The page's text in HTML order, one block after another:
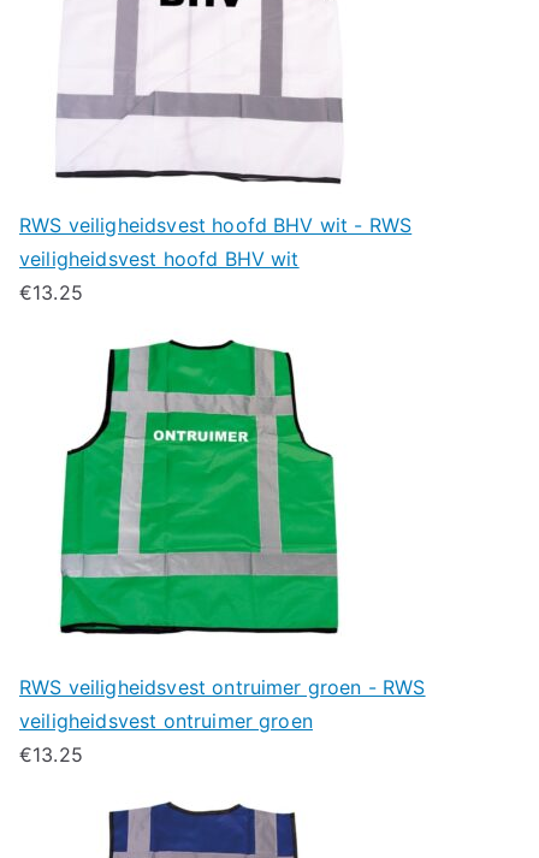
RWS veiligheidsvest hoofd BHV wit - RWS
veiligheidsvest hoofd BHV wit
€13.25
RWS veiligheidsvest ontruimer groen - RWS
veiligheidsvest ontruimer groen
€13.25